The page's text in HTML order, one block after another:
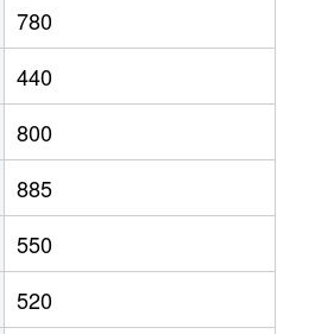
780
440
800
885
550
520